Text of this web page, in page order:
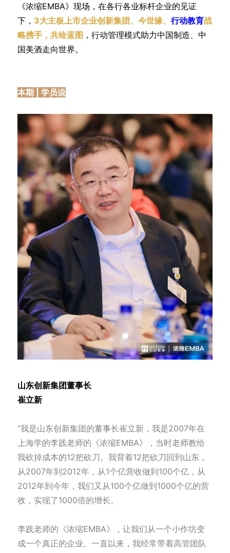
《浓缩EMBA》现场，在各行各业标杆企业的见证
下， 3大主板上市企业创新集团、今世缘、 行动教育战
略携手，共绘蓝图 ，行动管理模式助力中国制造、中
国美酒走向世界。
本期 | 学员说
山东创新集团董事长
崔立新
“我是山东创新集团的董事长崔立新，我是2007年在
上海学的李践老师的《浓缩EMBA》，当时老师教给
我砍掉成本的12把砍刀。我背着12把砍刀回到山东，
从2007年到2012年，从1个亿营收做到100个亿，从
2012年到今年，我们又从100个亿做到1000个亿的营
收，实现了1000倍的增长。
李践老师的《浓缩EMBA》，让我们从一个小作坊变
成一个真正的企业。一直以来，我经常带着高管团队